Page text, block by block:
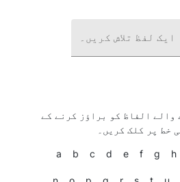
ایک لفظ تلاش کریں۔
والے الفاظ کو براؤز کرنے کے
خط پر کلک کریں۔
a b c d e f g h